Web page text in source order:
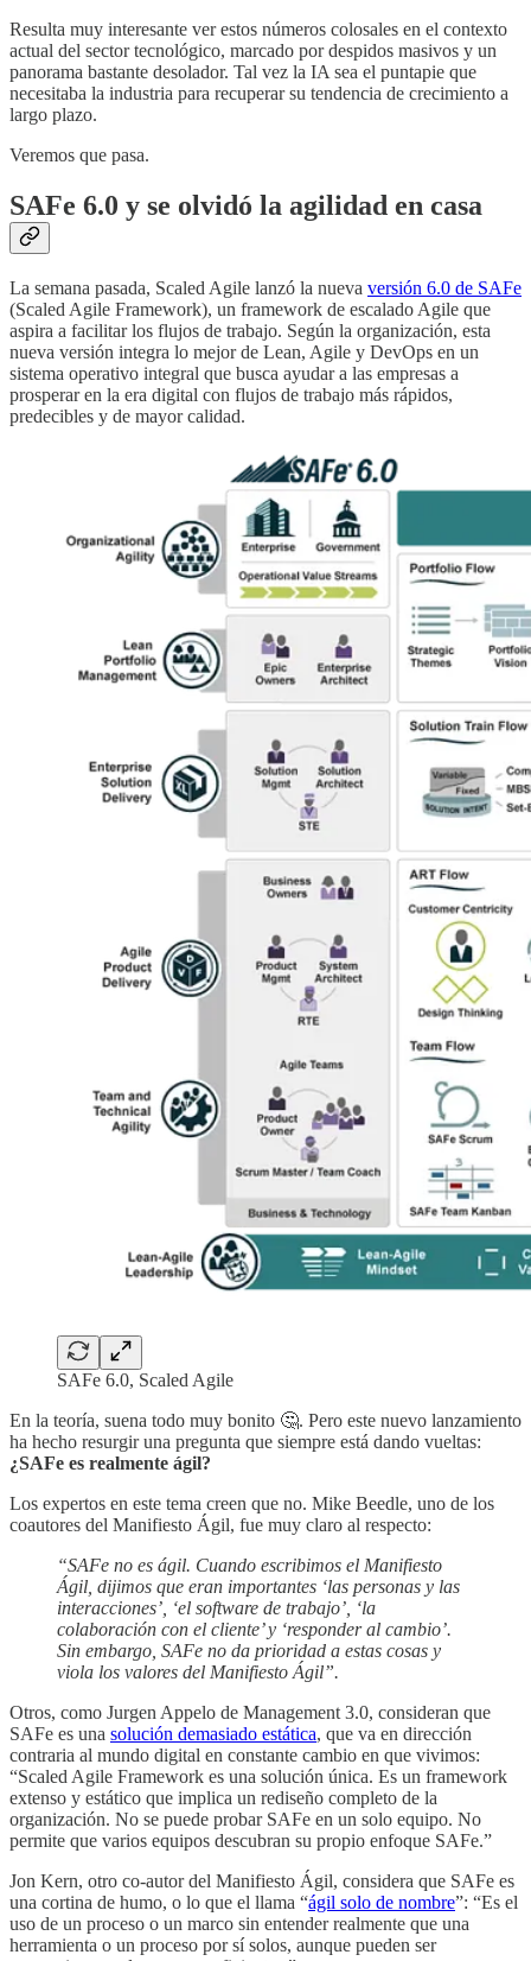
Resulta muy interesante ver estos números colosales en el contexto
actual del sector tecnológico, marcado por despidos masivos y un
panorama bastante desolador. Tal vez la IA sea el puntapie que
necesitaba la industria para recuperar su tendencia de crecimiento a
largo plazo.
Veremos que pasa.
SAFe 6.0 y se olvidó la agilidad en casa
La semana pasada, Scaled Agile lanzó la nueva versión 6.0 de SAFe
(Scaled Agile Framework), un framework de escalado Agile que
aspira a facilitar los flujos de trabajo. Según la organización, esta
nueva versión integra lo mejor de Lean, Agile y DevOps en un
sistema operativo integral que busca ayudar a las empresas a
prosperar en la era digital con flujos de trabajo más rápidos,
predecibles y de mayor calidad.
SAFe 6.0, Scaled Agile
En la teoría, suena todo muy bonito 🤔. Pero este nuevo lanzamiento
ha hecho resurgir una pregunta que siempre está dando vueltas:
¿SAFe es realmente ágil?
Los expertos en este tema creen que no. Mike Beedle, uno de los
coautores del Manifiesto Ágil, fue muy claro al respecto:
“SAFe no es ágil. Cuando escribimos el Manifiesto
Ágil, dijimos que eran importantes ‘las personas y las
interacciones’, ‘el software de trabajo’, ‘la
colaboración con el cliente’ y ‘responder al cambio’.
Sin embargo, SAFe no da prioridad a estas cosas y
viola los valores del Manifiesto Ágil”.
Otros, como Jurgen Appelo de Management 3.0, consideran que
SAFe es una solución demasiado estática, que va en dirección
contraria al mundo digital en constante cambio en que vivimos:
“Scaled Agile Framework es una solución única. Es un framework
extenso y estático que implica un rediseño completo de la
organización. No se puede probar SAFe en un solo equipo. No
permite que varios equipos descubran su propio enfoque SAFe.”
Jon Kern, otro co-autor del Manifiesto Ágil, considera que SAFe es
una cortina de humo, o lo que el llama “ágil solo de nombre”: “Es el
uso de un proceso o un marco sin entender realmente que una
herramienta o un proceso por sí solos, aunque pueden ser